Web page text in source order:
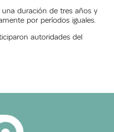
duración de tres años y
por períodos iguales.
autoridades del